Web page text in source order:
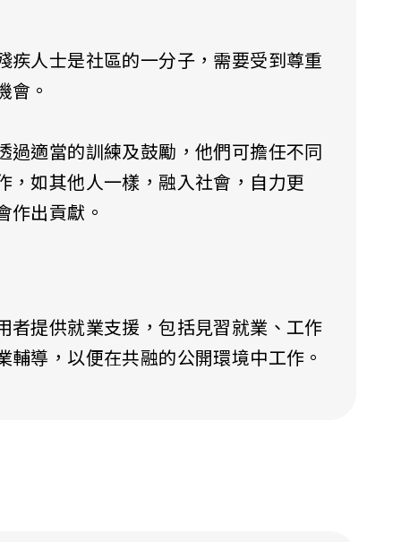
疾人士是社區的一分子，需要受到尊重
會。
過適當的訓練及鼓勵，他們可擔任不同
，如其他人一樣，融入社會，自力更
作出貢獻。
者提供就業支援，包括見習就業、工作
輔導，以便在共融的公開環境中工作。